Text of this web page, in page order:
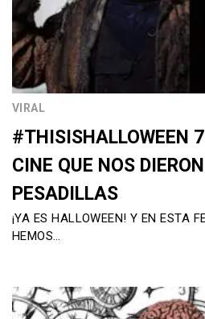
VIRAL
#THISISHALLOWEEN
CINE QUE NOS
PESADILLAS
¡YA ES HALLOWEEN! Y EN ESTA
HEMOS…